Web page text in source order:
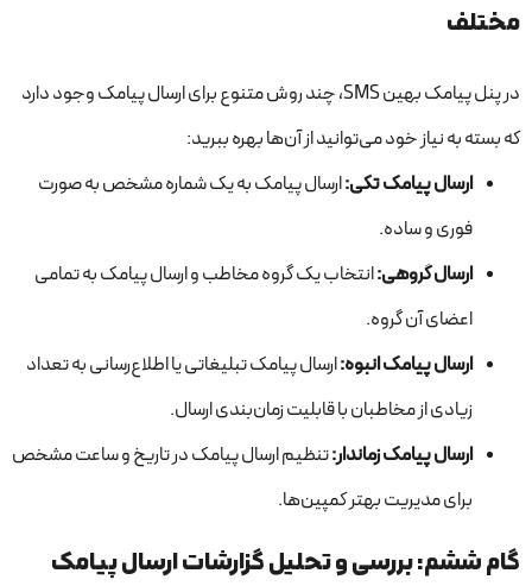
مختلف
در پنل پیامک بهین SMS، چند روش متنوع برای ارسال پیامک وجود دارد
که بسته به نیاز خود می‌توانید از آن‌ها بهره ببرید:
ارسال پیامک تکی:ارسال پیامک به یک شماره مشخص به صورت
فوری و ساده.
ارسال گروهی:انتخاب یک گروه مخاطب و ارسال پیامک به تمامی
اعضای آن گروه.
ارسال پیامک انبوه:ارسال پیامک تبلیغاتی یا اطلاع‌رسانی به تعداد
زیادی از مخاطبان با قابلیت زمان‌بندی ارسال.
ارسال پیامک زماندار:تنظیم ارسال پیامک در تاریخ و ساعت مشخص
برای مدیریت بهتر کمپین‌ها.
گام ششم: بررسی و تحلیل گزارشات ارسال پیامک